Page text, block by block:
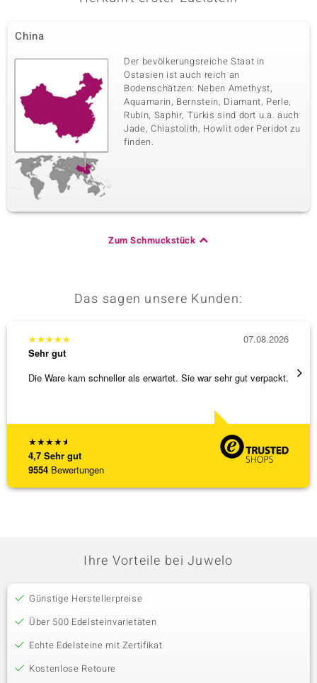
China
Der bevölkerungsreiche Staat in
Ostasien ist auch reich an
Bodenschätzen: Neben Amethyst,
Aquamarin, Bernstein, Diamant, Perle,
Rubin, Saphir, Türkis sind dort u.a. auch
Jade, Chiastolith, Howlit oder Peridot zu
finden.
Zum Schmuckstück
Das sagen unsere Kunden:
★★★★★
4,7 Sehr gut
9554 Bewertungen
★★★★★
Sehr gut
Die Ware kam schneller als erwartet. Sie war sehr gut verpackt.
07.08.2026
Ihre Vorteile bei Juwelo
Günstige Herstellerpreise
Über 500 Edelsteinvarietäten
Echte Edelsteine mit Zertifikat
Kostenlose Retoure